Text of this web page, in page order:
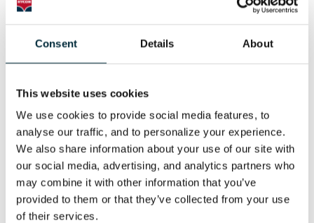
Consent Details About
This website uses cookies
We use cookies to provide social media features, to
analyse our traffic, and to personalize your experience.
We also share information about your use of our site with
our social media, advertising, and analytics partners who
may combine it with other information that you’ve
provided to them or that they’ve collected from your use
of their services.
Pfahltreiber per Fernsteuerung